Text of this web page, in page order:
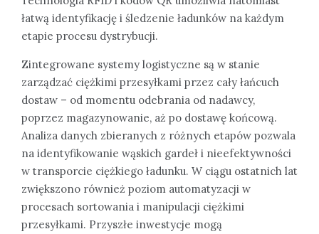
łatwą identyfikację i śledzenie ładunków na każdym
etapie procesu dystrybucji.
Zintegrowane systemy logistyczne są w stanie
zarządzać ciężkimi przesyłkami przez cały łańcuch
dostaw – od momentu odebrania od nadawcy,
poprzez magazynowanie, aż po dostawę końcową.
Analiza danych zbieranych z różnych etapów pozwala
na identyfikowanie wąskich gardeł i nieefektywności
w transporcie ciężkiego ładunku. W ciągu ostatnich lat
zwiększono również poziom automatyzacji w
procesach sortowania i manipulacji ciężkimi
przesyłkami. Przyszłe inwestycje mogą